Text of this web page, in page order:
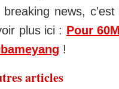
news,
plus ici : Pour
!
articles